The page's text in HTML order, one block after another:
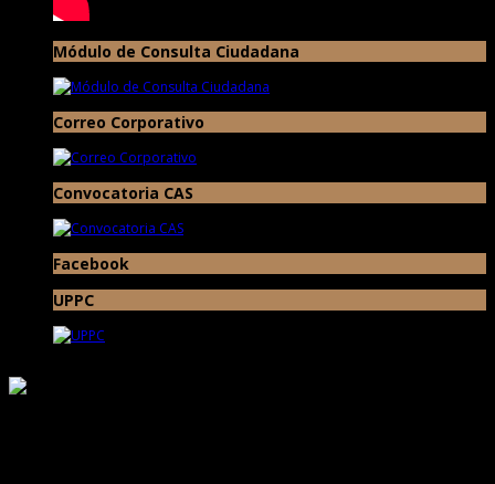
Módulo de Consulta Ciudadana
Correo Corporativo
Convocatoria CAS
Facebook
UPPC